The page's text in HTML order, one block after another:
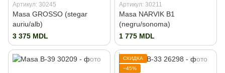
Артикул: 30245
Masa GROSSO (stegar
auriu/alb)
3 375 MDL
Артикул: 30211
Masa NARVIK B1
(negru/sonoma)
1 775 MDL
СКИДКА
−45%